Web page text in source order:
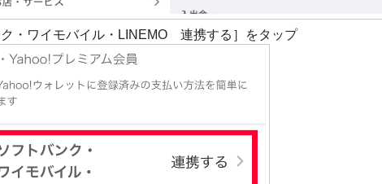
ク・ワイモバイル・LINEMO 連携する］をタップ